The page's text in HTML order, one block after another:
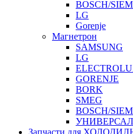
BOSCH/
LG
Gorenje
Магнетрон
SAMSUNG
LG
GORENJE
BORK
SMEG
BOSCH/
Запчасти для